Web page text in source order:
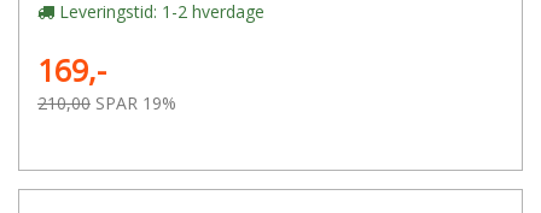
Leveringstid: 1-2 hverdage
169,-
210,00 SPAR 19%